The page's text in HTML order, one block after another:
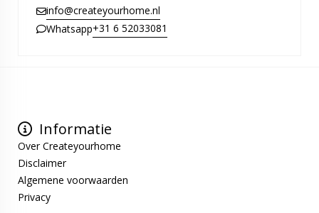
info@createyourhome.nl
Whatsapp+31 6 52033081
Informatie
Over Createyourhome
Disclaimer
Algemene voorwaarden
Privacy